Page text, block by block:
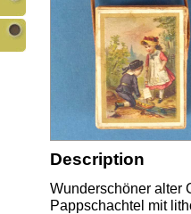
Description
Wunderschöner alter
Pappschachtel mit